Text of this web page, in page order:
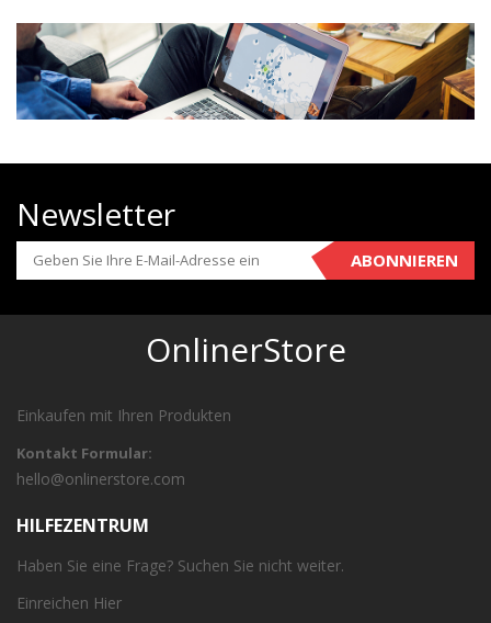
Newsletter
ABONNIEREN
OnlinerStore
Einkaufen mit Ihren Produkten
Kontakt Formular:
hello@onlinerstore.com
HILFEZENTRUM
Haben Sie eine Frage? Suchen Sie nicht weiter.
Einreichen Hier